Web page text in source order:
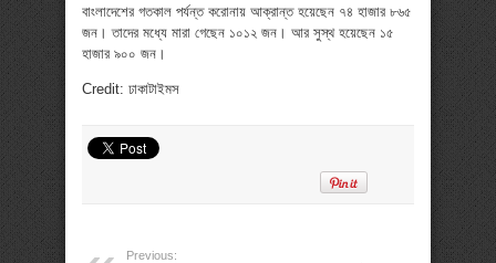
বাংলাদেশের গতকাল পর্যন্ত করোনায় আক্রান্ত হয়েছেন ৭৪ হাজার ৮৬৫
জন। তাদের মধ্যে মারা গেছেন ১০১২ জন। আর সুস্থ হয়েছেন ১৫
হাজার ৯০০ জন।
Credit: ঢাকাটাইমস
Previous: